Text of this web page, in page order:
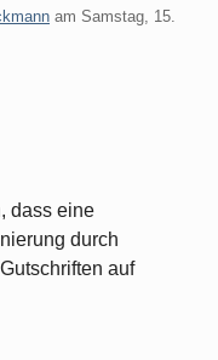
am Samstag, 15.
dass eine
durch
auf